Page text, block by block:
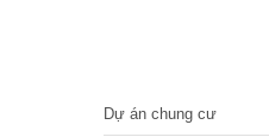
Dự án chung cư